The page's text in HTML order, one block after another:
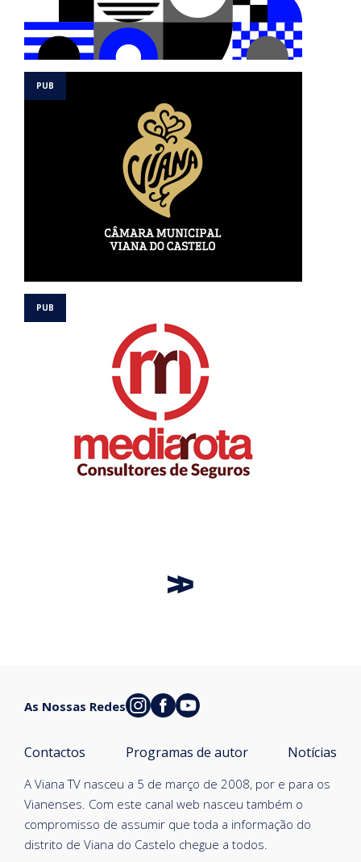
A Viana TV nasceu a 5 de março de 2008, por e para os
Vianenses. Com este canal web nasceu também o
compromisso de assumir que toda a informação do
distrito de Viana do Castelo chegue a todos.
Contactos Programas de autor Notícias
As Nossas Redes